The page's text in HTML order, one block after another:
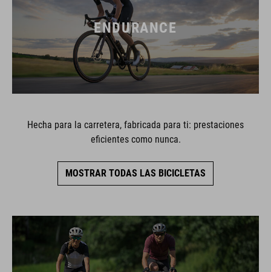
ENDURANCE
Hecha para la carretera, fabricada para ti: prestaciones
eficientes como nunca.
MOSTRAR TODAS LAS BICICLETAS